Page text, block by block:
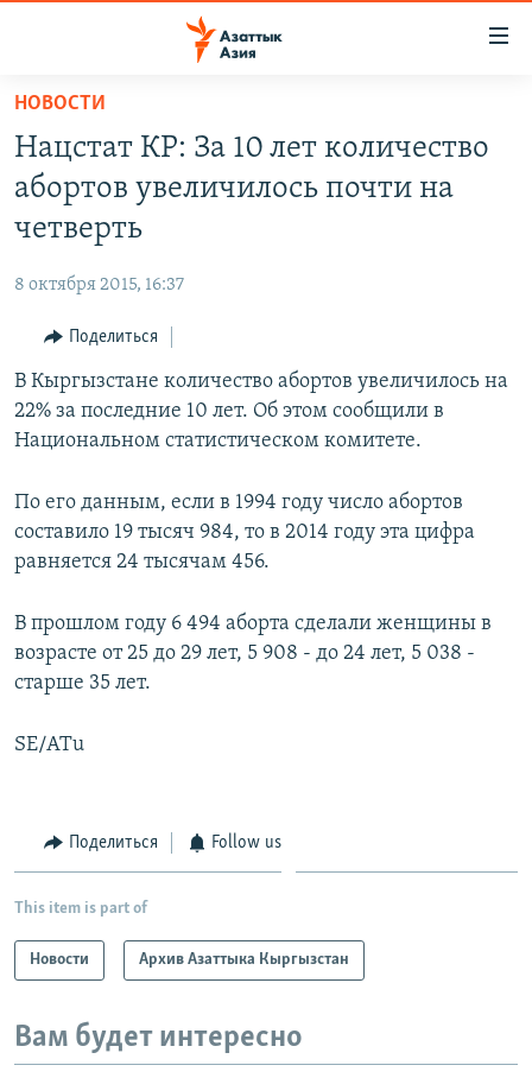
Вернуться
основному
содержанию
Вернутся
главной
навигации
Вернутся
поиску
КАЗАХСТАН
ТАДЖИКИСТАН
НОВОСТИ
ВОЙНА В УКРАИНЕ
ҚАЗАҚША
КЫРГЫЗЧА
ЎЗБЕКЧА
НОВОСТИ
Нацстат КР: За 10 лет количество
абортов увеличилось почти на
четверть
8 октября 2015, 16:37
Поделиться
В Кыргызстане количество абортов увеличилось на
22% за последние 10 лет. Об этом сообщили в
Национальном статистическом комитете.
По его данным, если в 1994 году число абортов
составило 19 тысяч 984, то в 2014 году эта цифра
равняется 24 тысячам 456.
В прошлом году 6 494 аборта сделали женщины в
возрасте от 25 до 29 лет, 5 908 - до 24 лет, 5 038 -
старше 35 лет.
SE/ATu
Поделиться Follow us
This item is part of
Новости Архив Азаттыка Кыргызстан
Вам будет интересно